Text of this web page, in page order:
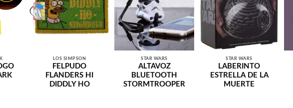
LOS SIMPSON
FELPUDO
FLANDERS HI
DIDDLY HO
STAR WARS
ALTAVOZ
BLUETOOTH
STORMTROOPER
STAR WARS
LABERINTO
ESTRELLA DE LA
MUERTE